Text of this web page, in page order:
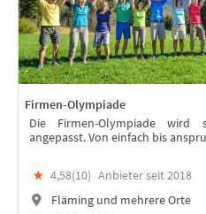
Firmen-Olympiade
Die Firmen-Olympiade
angepasst. Von einfach bis
★ 4,58(10) Anbieter seit 2018
Fläming und mehrere Orte